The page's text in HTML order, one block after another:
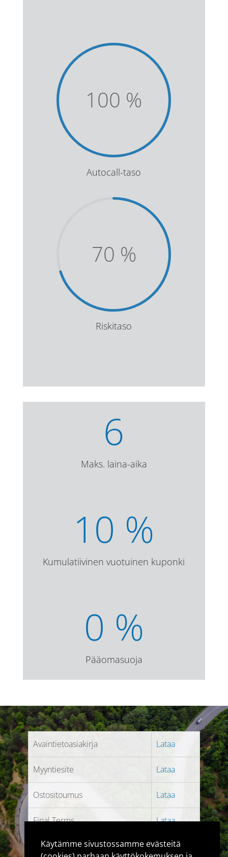
Käytämme sivustossamme evästeitä
100 %
Autocall-taso
70 %
Riskitaso
6
Maks. laina-aika
10 %
Kumulatiivinen vuotuinen kuponki
0 %
Pääomasuoja
Avaintietoasiakirja Lataa
Myyntiesite Lataa
Ostositoumus Lataa
Final Terms Lataa